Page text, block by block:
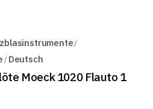
Deutsch
Moeck 1020 Flauto 1